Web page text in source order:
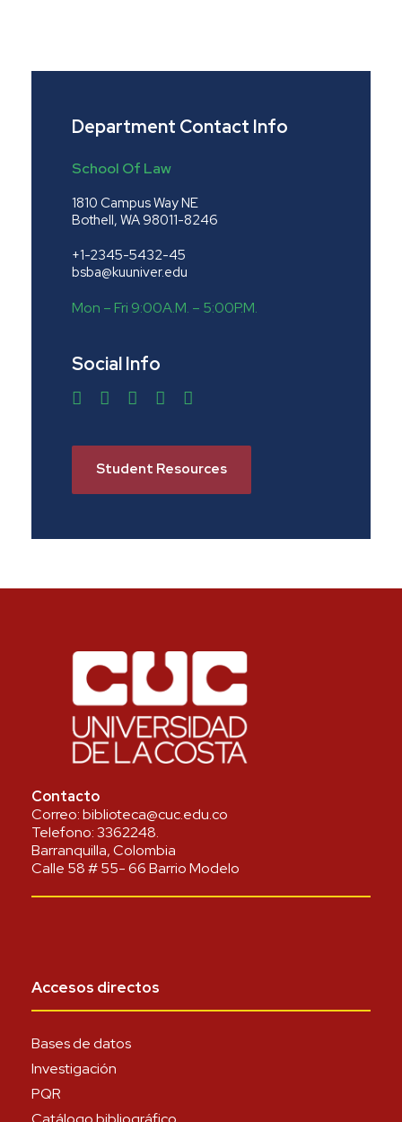
Department Contact Info
School Of Law
1810 Campus Way NE
Bothell, WA 98011-8246
+1-2345-5432-45
bsba@kuuniver.edu
Mon – Fri 9:00A.M. – 5:00P.M.
Social Info
Student Resources
Contacto
Correo:biblioteca@cuc.edu.co
Telefono:3362248.
Barranquilla, Colombia
Calle 58 # 55- 66 Barrio Modelo
Accesos directos
Bases de datos
Investigación
PQR